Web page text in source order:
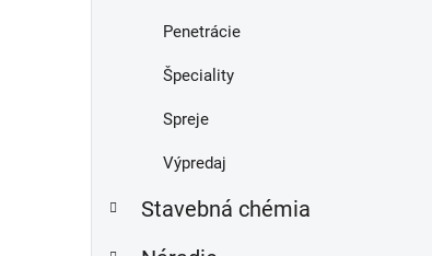
Penetrácie
Špeciality
Spreje
Výpredaj
Stavebná chémia